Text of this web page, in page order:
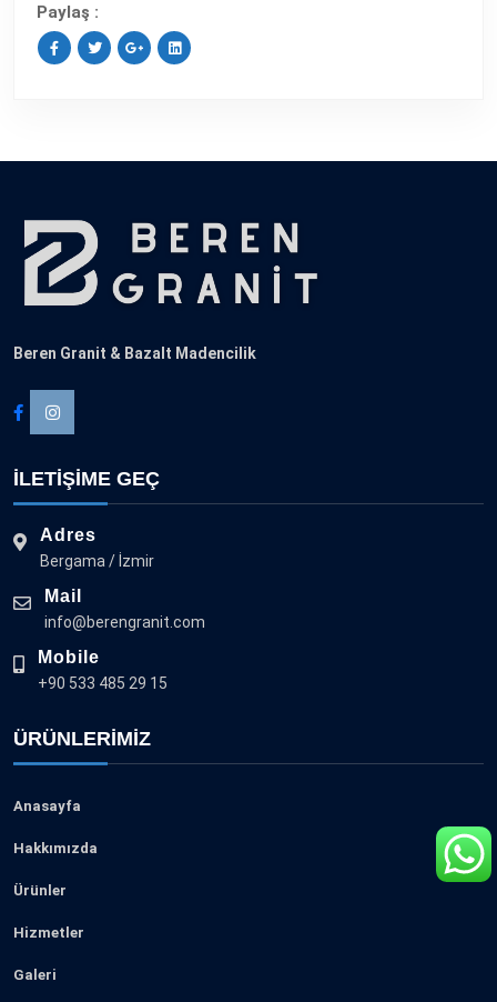
Paylaş :
Beren Granit & Bazalt Madencilik
İLETİŞİME GEÇ
Adres
Bergama / İzmir
Mail
info@berengranit.com
Mobile
+90 533 485 29 15
ÜRÜNLERIMIZ
Anasayfa
Hakkımızda
Ürünler
Hizmetler
Galeri